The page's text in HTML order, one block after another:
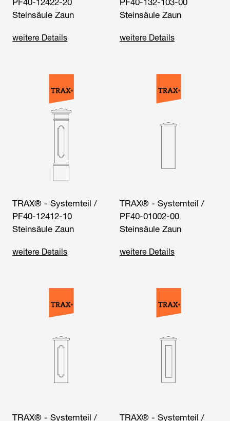
Steinsäule Zaun
weitere Details
Steinsäule Zaun
weitere Details
TRAX® - Systemteil /
PF40-12412-10
Steinsäule Zaun
weitere Details
TRAX® - Systemteil /
PF40-01002-00
Steinsäule Zaun
weitere Details
TRAX® - Systemteil /
TRAX® - Systemteil /